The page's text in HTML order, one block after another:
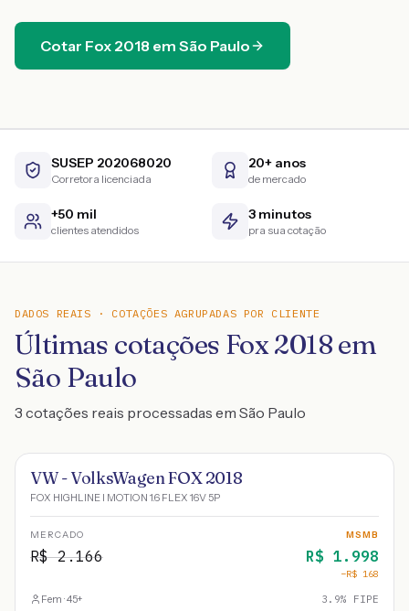
Cotar Fox 2018 em São Paulo
SUSEP 202068020
Corretora licenciada
20+ anos
de mercado
+50 mil
clientes atendidos
3 minutos
pra sua cotação
DADOS REAIS · COTAÇÕES AGRUPADAS POR CLIENTE
Últimas cotações Fox 2018 em
São Paulo
3 cotações reais processadas em São Paulo
VW - VolksWagen FOX 2018
FOX HIGHLINE I MOTION 1.6 FLEX 16V 5P
MERCADO
R$2.166
MSMB
R$ 1.998
−R$ 168
Fem · 45+ 3.9% FIPE